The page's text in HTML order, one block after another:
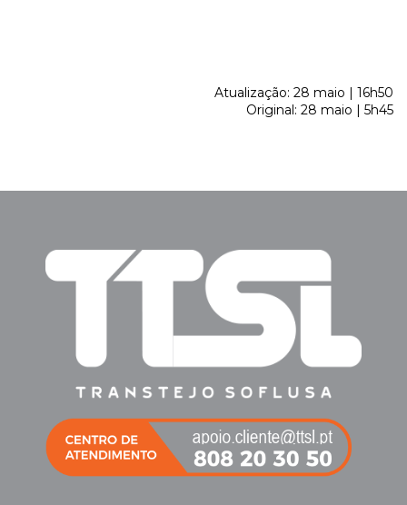
Atualização: 28 maio | 16h50
Original: 28 maio | 5h45